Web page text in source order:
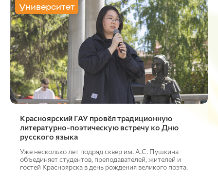
Университет
Красноярский ГАУ провёл традиционную
литературно-поэтическую встречу ко Дню
русского языка
Уже несколько лет подряд сквер им. А.С. Пушкина
объединяет студентов, преподавателей, жителей и
гостей Красноярска в день рождения великого поэта.